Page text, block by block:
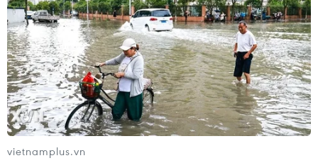
vietnamplus.vn